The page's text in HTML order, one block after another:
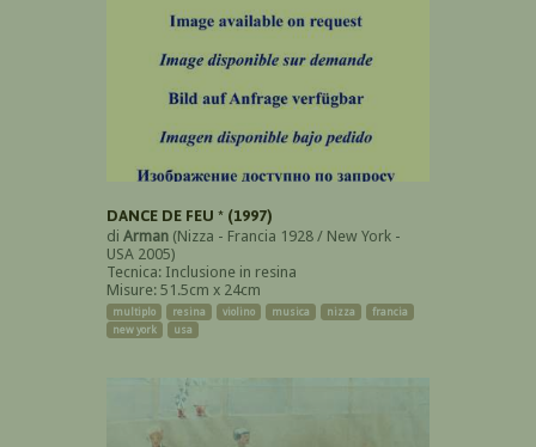
DANCE DE FEU * (1997)
di Arman (Nizza - Francia 1928 / New York -
USA 2005)
Tecnica: Inclusione in resina
Misure: 51.5cm x 24cm
multiplo resina violino musica nizza
francia
new york
usa